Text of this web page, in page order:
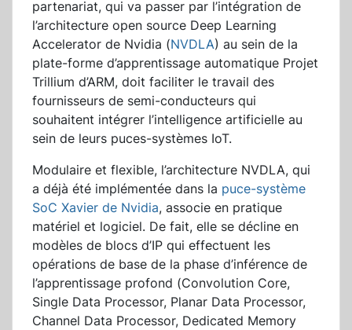
partenariat, qui va passer par l’intégration de
l’architecture open source Deep Learning
Accelerator de Nvidia (NVDLA) au sein de la
plate-forme d’apprentissage automatique Projet
Trillium d’ARM, doit faciliter le travail des
fournisseurs de semi-conducteurs qui
souhaitent intégrer l’intelligence artificielle au
sein de leurs puces-systèmes IoT.
Modulaire et flexible, l’architecture NVDLA, qui
a déjà été implémentée dans la puce-système
SoC Xavier de Nvidia, associe en pratique
matériel et logiciel. De fait, elle se décline en
modèles de blocs d’IP qui effectuent les
opérations de base de la phase d’inférence de
l’apprentissage profond (Convolution Core,
Single Data Processor, Planar Data Processor,
Channel Data Processor, Dedicated Memory